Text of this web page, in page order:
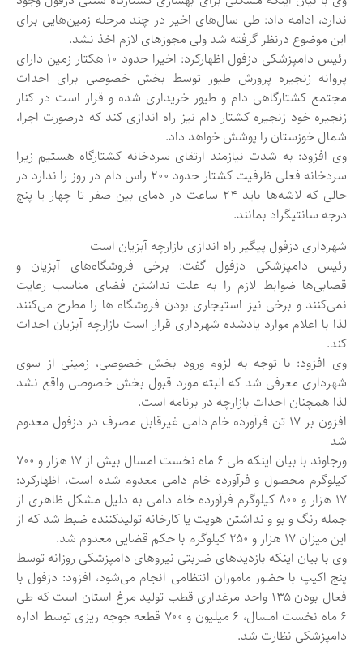
ندارد، ادامه داد: طی سال‌های اخیر در چند مرحله زمین‌هایی برای
این موضوع درنظر گرفته شد ولی مجوزهای لازم اخذ نشد.
رئیس دامپزشکی دزفول اظهارکرد: اخیرا حدود ۱۰ هکتار زمین دارای
پروانه زنجیره پرورش طیور توسط بخش خصوصی برای احداث
مجتمع کشتارگاهی دام و طیور خریداری شده و قرار است در کنار
زنجیره خود زنجیره کشتار دام نیز راه اندازی کند که درصورت اجرا،
شمال خوزستان را پوشش خواهد داد.
وی افزود: به شدت نیازمند ارتقای سردخانه کشتارگاه هستیم زیرا
سردخانه فعلی ظرفیت کشتار حدود ۲۰۰ راس دام در روز را ندارد در
حالی که لاشه‌ها باید ۲۴ ساعت در دمای بین صفر تا چهار یا پنج
درجه سانتیگراد بمانند.
شهرداری دزفول پیگیر راه اندازی بازارچه آبزیان است
رئیس دامپزشکی دزفول گفت: برخی فروشگاه‌های آبزیان و
قصابی‌ها ضوابط لازم را به علت نداشتن فضای مناسب رعایت
نمی‌کنند و برخی نیز استیجاری بودن فروشگاه ها را مطرح می‌کنند
لذا با اعلام موارد یادشده شهرداری قرار است بازارچه آبزیان احداث
کند.
وی افزود: با توجه به لزوم ورود بخش خصوصی، زمینی از سوی
شهرداری معرفی شد که البته مورد قبول بخش خصوصی واقع نشد
لذا همچنان احداث بازارچه در برنامه است.
افزون بر ۱۷ تن فرآورده خام دامی غیرقابل مصرف در دزفول معدوم
شد
ورجاوند با بیان اینکه طی ۶ ماه نخست امسال بیش از ۱۷ هزار و ۷۰۰
کیلوگرم محصول و فرآورده خام دامی معدوم شده است، اظهارکرد:
۱۷ هزار و ۸۰۰ کیلوگرم فرآورده خام دامی به دلیل مشکل ظاهری از
جمله رنگ و بو و نداشتن هویت یا کارخانه تولیدکننده ضبط شد که از
این میزان ۱۷ هزار و ۲۵۰ کیلوگرم با حکم قضایی معدوم شد.
وی با بیان اینکه بازدیدهای ضربتی نیروهای دامپزشکی روزانه توسط
پنج اکیپ با حضور ماموران انتظامی انجام می‌شود، افزود: دزفول با
فعال بودن ۱۳۵ واحد مرغداری قطب تولید مرغ استان است که طی
۶ ماه نخست امسال، ۶ میلیون و ۷۰۰ قطعه جوجه ریزی توسط اداره
دامپزشکی نظارت شد.